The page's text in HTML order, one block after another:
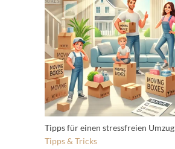
Tipps für einen stressfreien Umzug
Tipps & Tricks